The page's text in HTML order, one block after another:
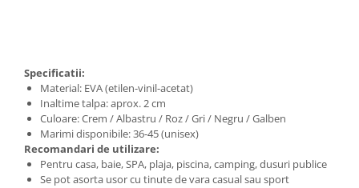
Specificatii:
Material: EVA (etilen-vinil-acetat)
Inaltime talpa: aprox. 2 cm
Culoare: Crem / Albastru / Roz / Gri / Negru / Galben
Marimi disponibile: 36-45 (unisex)
Recomandari de utilizare:
Pentru casa, baie, SPA, plaja, piscina, camping, dusuri publice
Se pot asorta usor cu tinute de vara casual sau sport